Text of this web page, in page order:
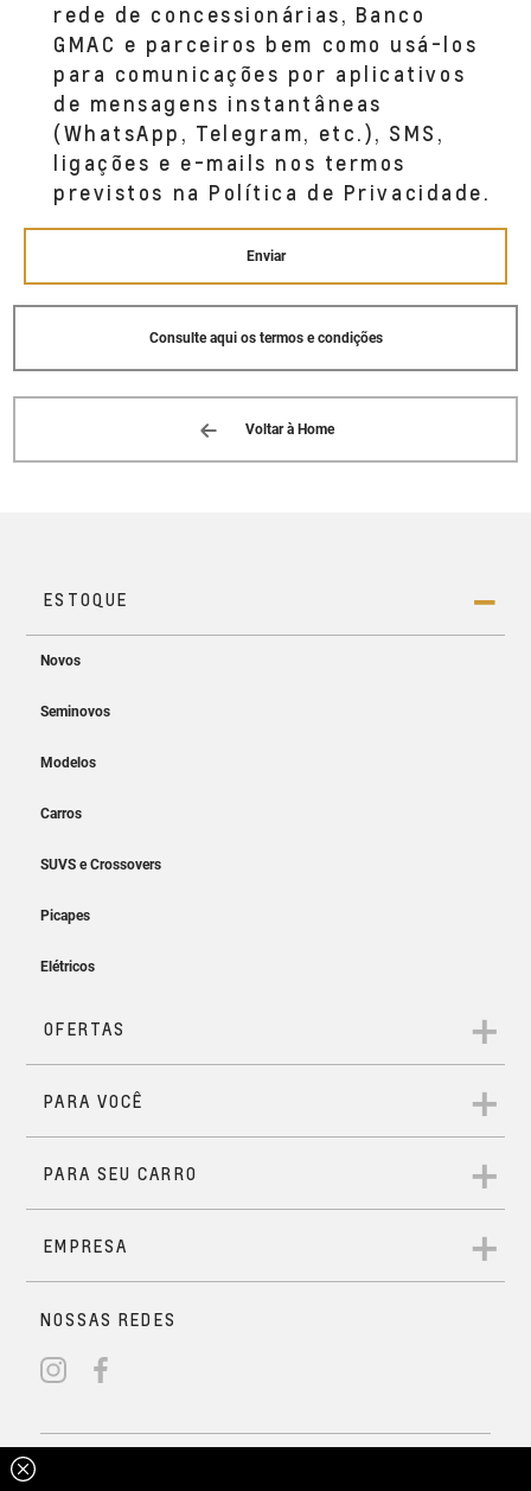
rede de concessionárias, Banco
GMAC e parceiros bem como usá-los
para comunicações por aplicativos
de mensagens instantâneas
(WhatsApp, Telegram, etc.), SMS,
ligações e e-mails nos termos
previstos na Política de Privacidade.
Enviar
Consulte aqui os termos e condições
Voltar à Home